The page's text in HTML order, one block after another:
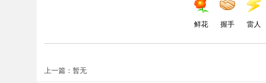
鲜花 握手 雷人
上一篇：暂无